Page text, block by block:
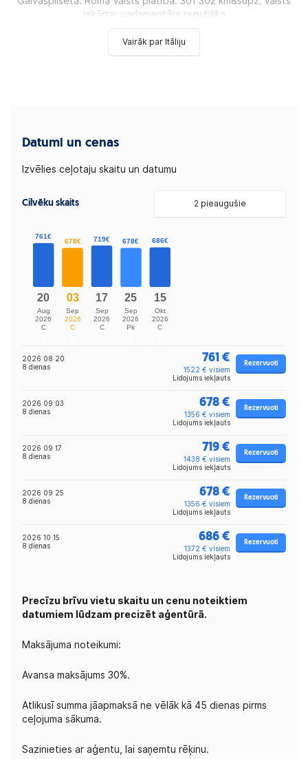
iekārta: parlamentāra republika
Vairāk par Itāliju
Datumi un cenas
Izvēlies ceļotaju skaitu un datumu
Cilvēku skaits 2 pieaugušie
2026 08 20
8 dienas
761 €
1522 € visiem
Lidojums iekļauts
Rezervuoti
2026 09 03
8 dienas
678 €
1356 € visiem
Lidojums iekļauts
Rezervuoti
2026 09 17
8 dienas
719 €
1438 € visiem
Lidojums iekļauts
Rezervuoti
2026 09 25
8 dienas
678 €
1356 € visiem
Lidojums iekļauts
Rezervuoti
2026 10 15
8 dienas
686 €
1372 € visiem
Lidojums iekļauts
Rezervuoti
Precīzu brīvu vietu skaitu un cenu noteiktiem
datumiem lūdzam precizēt aģentūrā.
Maksājuma noteikumi:
Avansa maksājums 30%.
Atlikusī summa jāapmaksā ne vēlāk kā 45 dienas pirms
ceļojuma sākuma.
Sazinieties ar aģentu, lai saņemtu rēķinu.